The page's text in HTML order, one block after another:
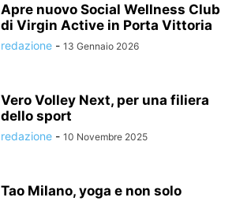
Apre nuovo Social Wellness Club
di Virgin Active in Porta Vittoria
redazione - 13 Gennaio 2026
Vero Volley Next, per una filiera
dello sport
redazione - 10 Novembre 2025
Tao Milano, yoga e non solo